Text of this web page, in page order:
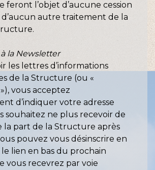
feront l’objet d’aucune cession
d’aucun autre traitement de la
la Newsletter
les lettres d’informations
de la Structure (ou «
vous acceptez
d’indiquer votre adresse
souhaitez ne plus recevoir de
la part de la Structure après
pouvez vous désinscrire en
lien en bas du prochain
vous recevrez par voie